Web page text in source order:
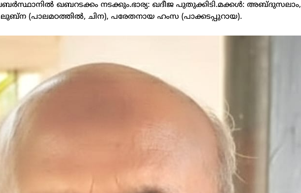
ഖബറടക്കം നടക്കും.​ഭാര്യ: ഖദീജ പുതുക്കിടി.മക്കൾ: അബ്ദുസലാം,
(പാലമഠത്തിൽ, ചിന), പരേതനായ ഹംസ (പാക്കടപ്പുറായ).